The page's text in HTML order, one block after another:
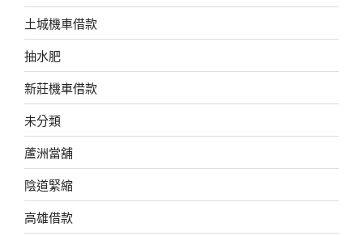
土城機車借款
抽水肥
新莊機車借款
未分類
蘆洲當舖
陰道緊縮
高雄借款